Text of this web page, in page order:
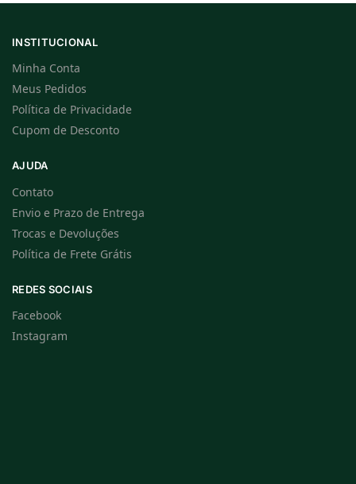
INSTITUCIONAL
Minha Conta
Meus Pedidos
Política de Privacidade
Cupom de Desconto
AJUDA
Contato
Envio e Prazo de Entrega
Trocas e Devoluções
Política de Frete Grátis
REDES SOCIAIS
Facebook
Instagram